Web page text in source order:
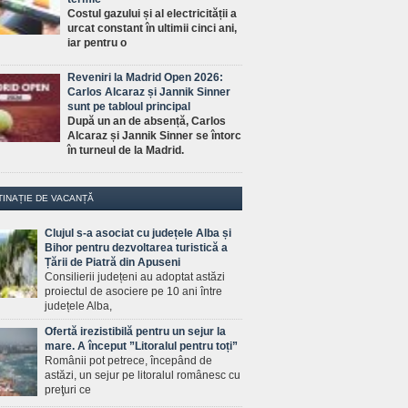
Costul gazului și al electricității a
urcat constant în ultimii cinci ani,
iar pentru o
Reveniri la Madrid Open 2026:
Carlos Alcaraz și Jannik Sinner
sunt pe tabloul principal
După un an de absență, Carlos
Alcaraz și Jannik Sinner se întorc
în turneul de la Madrid.
DE VACANȚĂ
Clujul s-a asociat cu județele Alba și
Bihor pentru dezvoltarea turistică a
Țării de Piatră din Apuseni
Consilierii județeni au adoptat astăzi
proiectul de asociere pe 10 ani între
județele Alba,
Ofertă irezistibilă pentru un sejur la
mare. A început ”Litoralul pentru toți”
Românii pot petrece, începând de
astăzi, un sejur pe litoralul românesc cu
preţuri ce